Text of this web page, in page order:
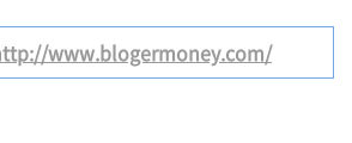
www.blogermoney.com/